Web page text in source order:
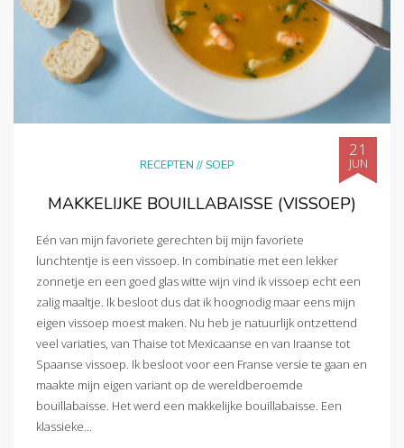
RECEPTEN //SOEP
21
JUN
MAKKELIJKE BOUILLABAISSE (VISSOEP)
Eén van mijn favoriete gerechten bij mijn favoriete
lunchtentje is een vissoep. In combinatie met een lekker
zonnetje en een goed glas witte wijn vind ik vissoep echt een
zalig maaltje. Ik besloot dus dat ik hoognodig maar eens mijn
eigen vissoep moest maken. Nu heb je natuurlijk ontzettend
veel variaties, van Thaise tot Mexicaanse en van Iraanse tot
Spaanse vissoep. Ik besloot voor een Franse versie te gaan en
maakte mijn eigen variant op de wereldberoemde
bouillabaisse. Het werd een makkelijke bouillabaisse. Een
klassieke...